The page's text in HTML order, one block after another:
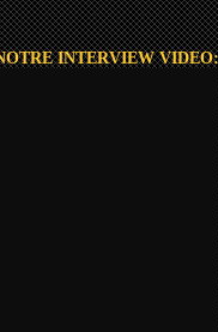
INTERVIEW VIDEO: